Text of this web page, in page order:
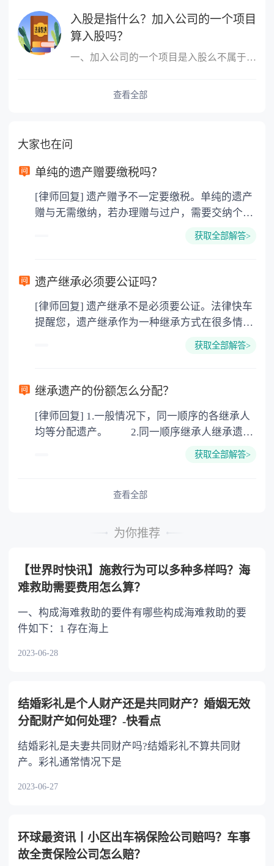
入股是指什么？加入公司的一个项目
算入股吗？
一、加入公司的一个项目是入股么不属于，入股是指公司成立后，原始
查看全部
大家也在问
单纯的遗产赠要缴税吗？
[律师回复] 遗产赠予不一定要缴税。单纯的遗产
赠与无需缴纳，若办理赠与过户，需要交纳个人
所得税、契税和公证费。赠与过户是没有增值税
要缴纳公证费，具体如下： 1. 公证费：按房
3. 印花税：按房屋评估价的0.05%缴纳 4. 土
地增值税：按房价1%缴纳 5. 房屋产权登记费：
获取全部解答>
遗产继承必须要公证吗？
[律师回复] 遗产继承不是必须要公证。法律快车
提醒您，遗产继承作为一种继承方式在很多情况
下都是不需要公证的，当然，如果需要公正的也
以防对财产继承发生纠纷，可以对遗产继承进行
公证。
获取全部解答>
继承遗产的份额怎么分配？
[律师回复] 1.一般情况下，同一顺序的各继承人
均等分配遗产。 2.同一顺序继承人继承遗产
或者与被继承人共同生活的继承人，分配遗产
的继承人，不尽扶养义务的，分配遗产时，应当
获取全部解答>
查看全部
为你推荐
【世界时快讯】施救行为可以多种多样吗？海
难救助需要费用怎么算？
一、构成海难救助的要件有哪些构成海难救助的要
件如下：1 存在海上
2023-06-28
结婚彩礼是个人财产还是共同财产？婚姻无效
分配财产如何处理？-快看点
结婚彩礼是夫妻共同财产吗?结婚彩礼不算共同财
产。彩礼通常情况下是
2023-06-27
环球最资讯丨小区出车祸保险公司赔吗？车事
故全责保险公司怎么赔？